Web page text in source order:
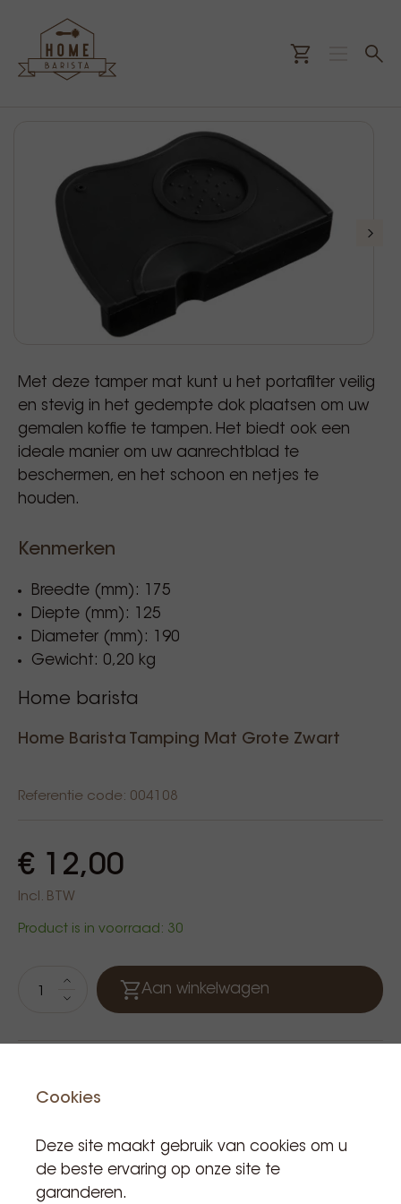
Met deze tamper mat kunt u het portafilter veilig
en stevig in het gedempte dok plaatsen om uw
gemalen koffie te tampen. Het biedt ook een
ideale manier om uw aanrechtblad te
beschermen, en het schoon en netjes te
houden.
Kenmerken
Breedte (mm): 175
Diepte (mm): 125
Diameter (mm): 190
Gewicht: 0,20 kg
Home barista
Home Barista Tamping Mat Grote Zwart
Referentie code: 004108
€ 12,00
Incl. BTW
Product is in voorraad: 30
Aan winkelwagen
Cookies
Deze site maakt gebruik van cookies om u
de beste ervaring op onze site te
garanderen.